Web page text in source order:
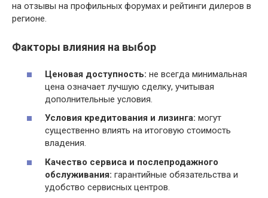
на отзывы на профильных форумах и рейтинги дилеров в
регионе.
Факторы влияния на выбор
Ценовая доступность: не всегда минимальная
цена означает лучшую сделку, учитывая
дополнительные условия.
Условия кредитования и лизинга: могут
существенно влиять на итоговую стоимость
владения.
Качество сервиса и послепродажного
обслуживания: гарантийные обязательства и
удобство сервисных центров.